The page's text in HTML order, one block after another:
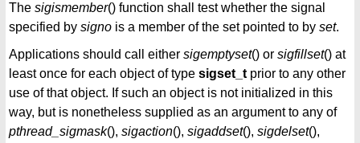
The sigismember() function shall test whether the signal
specified by signo is a member of the set pointed to by set.
Applications should call either sigemptyset() or sigfillset() at
least once for each object of type sigset_t prior to any other
use of that object. If such an object is not initialized in this
way, but is nonetheless supplied as an argument to any of
pthread_sigmask(), sigaction(), sigaddset(), sigdelset(),